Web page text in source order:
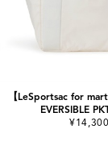
【LeSportsac for
EVERSIBLE
¥14,300